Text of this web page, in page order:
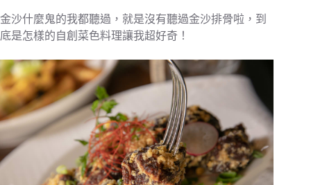
金沙什麼鬼的我都聽過，就是沒有聽過金沙排骨啦，到
底是怎樣的自創菜色料理讓我超好奇！